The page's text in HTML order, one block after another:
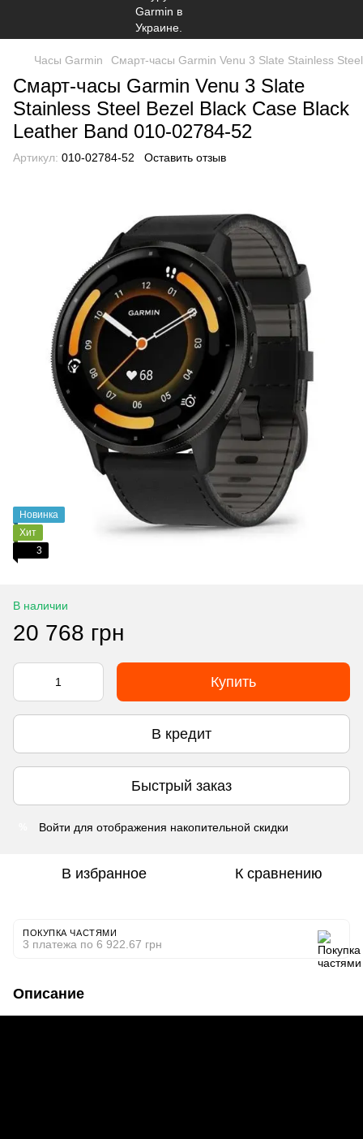
Часы Garmin Смарт-часы Garmin Venu 3 Slate Stainless
Смарт-часы Garmin Venu 3 Slate
Stainless Steel Bezel Black Case Black
Leather Band 010-02784-52
Артикул: 010-02784-52 Оставить отзыв
Новинка
Хит
3
В наличии
20 768 грн
Купить
В кредит
Быстрый заказ
Войти для отображения накопительной скидки
В избранное К сравнению
ПОКУПКА ЧАСТЯМИ
3 платежа по 6 922.67 грн
Описание